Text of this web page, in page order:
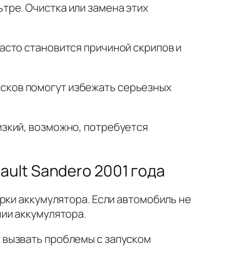
Очистка или замена этих
становится причиной скрипов и
помогут избежать серьезных
возможно, потребуется
Sandero 2001 года
аккумулятора. Если автомобиль не
аккумулятора.
проблемы с запуском